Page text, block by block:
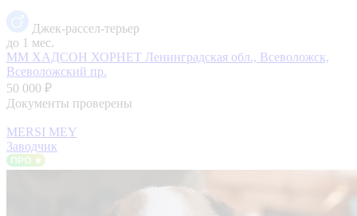
Джек-рассел-терьер
до 1 мес.
ММ ХАДСОН ХОРНЕТ Ленинградская обл., Всеволожск,
Всеволожский пр.
50 000 ₽
Документы проверены
MERSI MEY
Заводчик